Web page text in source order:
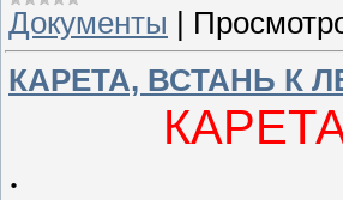
Документы
КАРЕТА, ВСТАНЬ К
.